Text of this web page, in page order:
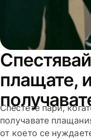
плащате,
Спестете пари,
получавате
от което се